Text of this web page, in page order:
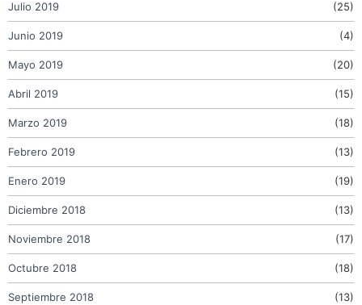
Julio 2019 (25)
Junio 2019 (4)
Mayo 2019 (20)
Abril 2019 (15)
Marzo 2019 (18)
Febrero 2019 (13)
Enero 2019 (19)
Diciembre 2018 (13)
Noviembre 2018 (17)
Octubre 2018 (18)
Septiembre 2018 (13)